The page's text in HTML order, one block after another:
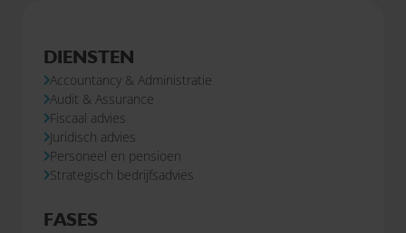
DIENSTEN
Accountancy & Administratie
Audit & Assurance
Fiscaal advies
Juridisch advies
Personeel en pensioen
Strategisch bedrijfsadvies
FASES